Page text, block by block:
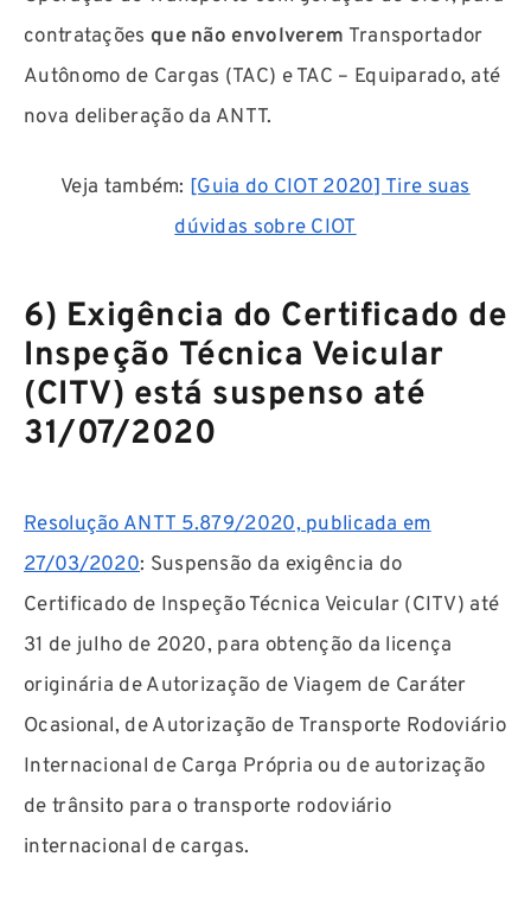
contratações que não envolverem Transportador
Autônomo de Cargas (TAC) e TAC – Equiparado, até
nova deliberação da ANTT.
Veja também: [Guia do CIOT 2020] Tire suas
dúvidas sobre CIOT
6) Exigência do Certificado de
Inspeção Técnica Veicular
(CITV) está suspenso até
31/07/2020
Resolução ANTT 5.879/2020, publicada em
27/03/2020: Suspensão da exigência do
Certificado de Inspeção Técnica Veicular (CITV) até
31 de julho de 2020, para obtenção da licença
originária de Autorização de Viagem de Caráter
Ocasional, de Autorização de Transporte Rodoviário
Internacional de Carga Própria ou de autorização
de trânsito para o transporte rodoviário
internacional de cargas.